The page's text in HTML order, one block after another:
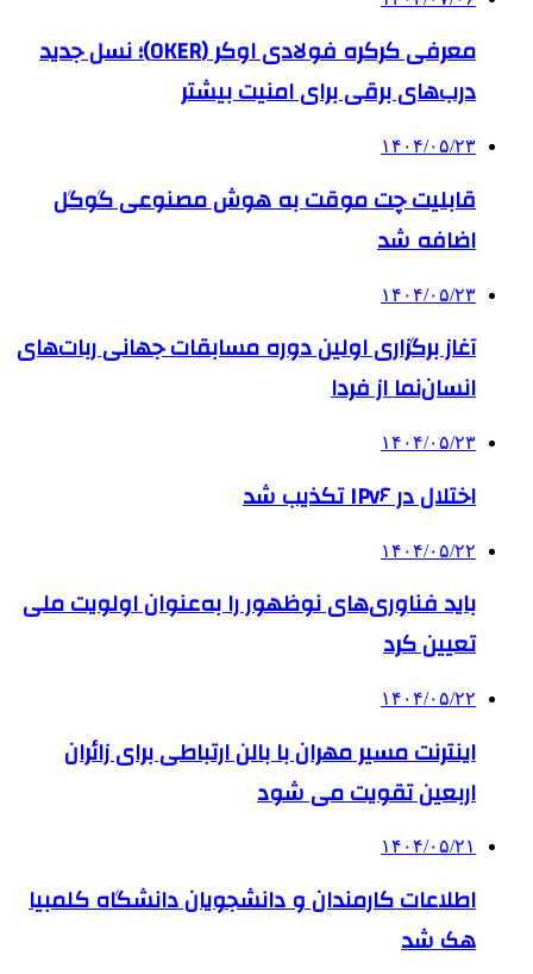
معرفی کرکره فولادی اوکر (OKER)؛ نسل جدید
درب‌های برقی برای امنیت بیشتر
۱۴۰۴/۰۵/۲۳
قابلیت چت موقت به هوش مصنوعی گوگل
اضافه شد
۱۴۰۴/۰۵/۲۳
آغاز برگزاری اولین دوره مسابقات جهانی ربات‌های
انسان‌نما از فردا
۱۴۰۴/۰۵/۲۳
اختلال در IPv۶ تکذیب شد
۱۴۰۴/۰۵/۲۲
باید فناوری‌های نوظهور را به‌عنوان اولویت ملی
تعیین کرد
۱۴۰۴/۰۵/۲۲
اینترنت مسیر مهران با بالن ارتباطی برای زائران
اربعین تقویت می شود
۱۴۰۴/۰۵/۲۱
اطلاعات کارمندان و دانشجویان دانشگاه کلمبیا
هک شد